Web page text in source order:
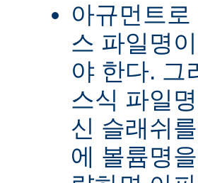
아규먼트
스 파일명
야 한다. 그
스식 파일
신 슬래쉬
에 볼륨명